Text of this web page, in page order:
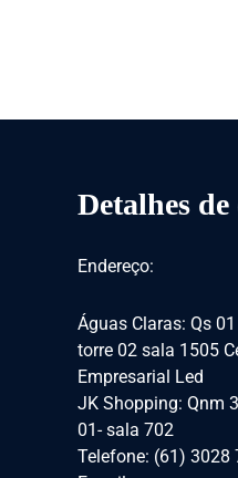
Detalhes
Endereço:
Águas Claras: Qs
torre 02 sala 1505
Empresarial Led
JK Shopping: Qnm
01- sala 702
Telefone: (61) 3028